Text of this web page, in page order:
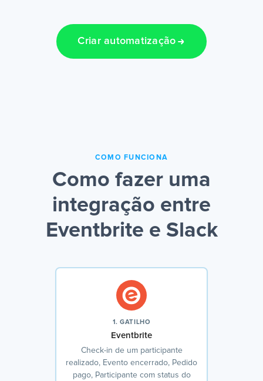
Criar automatização
COMO FUNCIONA
Como fazer uma
integração entre
Eventbrite e Slack
1. GATILHO
Eventbrite
Check-in de um participante
realizado, Evento encerrado, Pedido
pago, Participante com status do